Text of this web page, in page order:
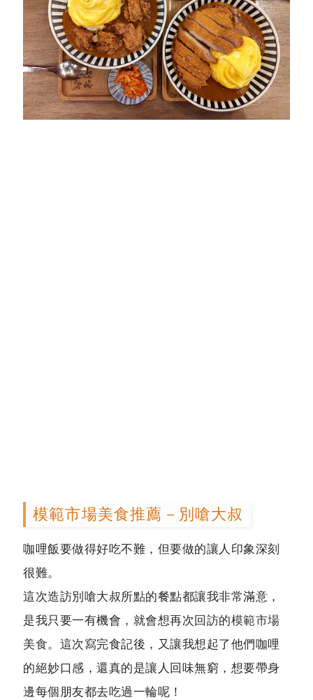
模範市場美食推薦－別嗆大叔
咖哩飯要做得好吃不難，但要做的讓人印象深刻
很難。
這次造訪別嗆大叔所點的餐點都讓我非常滿意，
是我只要一有機會，就會想再次回訪的模範市場
美食。這次寫完食記後，又讓我想起了他們咖哩
的絕妙口感，還真的是讓人回味無窮，想要帶身
邊每個朋友都去吃過一輪呢！